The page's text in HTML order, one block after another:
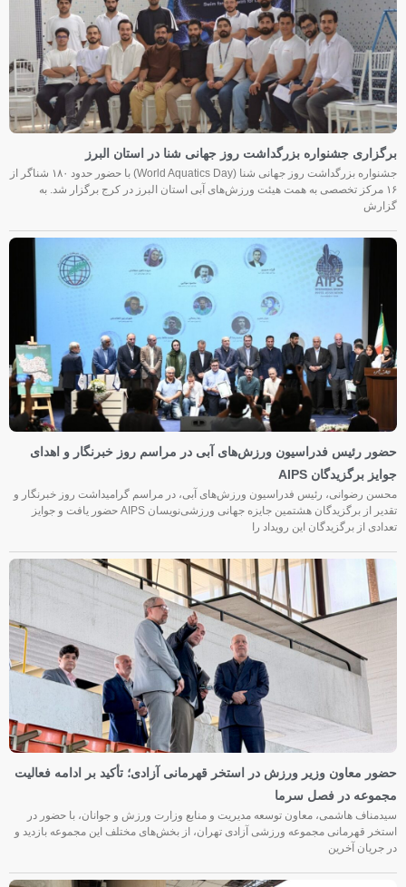
برگزاری جشنواره بزرگداشت روز جهانی شنا در استان البرز
جشنواره بزرگداشت روز جهانی شنا (World Aquatics Day) با حضور حدود ۱۸۰ شناگر از
۱۶ مرکز تخصصی به همت هیئت ورزش‌های آبی استان البرز در کرج برگزار شد. به
گزارش
حضور رئیس فدراسیون ورزش‌های آبی در مراسم روز خبرنگار و اهدای
جوایز برگزیدگان AIPS
محسن رضوانی، رئیس فدراسیون ورزش‌های آبی، در مراسم گرامیداشت روز خبرنگار و
تقدیر از برگزیدگان هشتمین جایزه جهانی ورزشی‌نویسان AIPS حضور یافت و جوایز
تعدادی از برگزیدگان این رویداد را
حضور معاون وزیر ورزش در استخر قهرمانی آزادی؛ تأکید بر ادامه فعالیت
مجموعه در فصل سرما
سیدمناف هاشمی، معاون توسعه مدیریت و منابع وزارت ورزش و جوانان، با حضور در
استخر قهرمانی مجموعه ورزشی آزادی تهران، از بخش‌های مختلف این مجموعه بازدید و
در جریان آخرین